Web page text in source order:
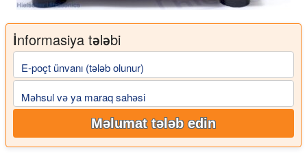
İnformasiya tələbi
E-poçt ünvanı (tələb olunur)
Məhsul və ya maraq sahəsi
Məlumat tələb edin